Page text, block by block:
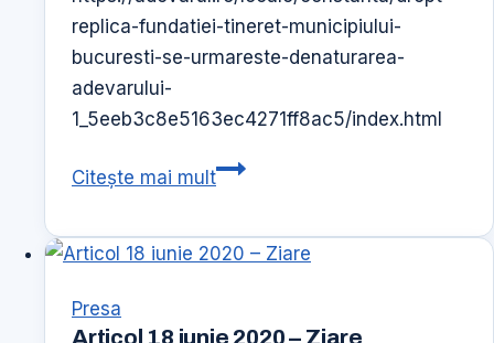
la
infiintare
replica-fundatiei-tineret-municipiului-
bucuresti-se-urmareste-denaturarea-
adevarului-
1_5eeb3c8e5163ec4271ff8ac5/index.html
Citește mai multArticol
2020
Presa
Articol 18 iunie 2020 – Ziare